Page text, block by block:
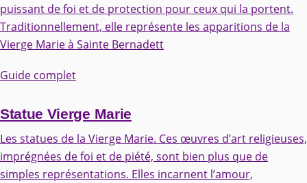
puissant de foi et de protection pour ceux qui la portent.
Traditionnellement, elle représente les apparitions de la
Vierge Marie à Sainte Bernadett
Guide complet
Statue Vierge Marie
Les statues de la Vierge Marie. Ces œuvres d’art religieuses,
imprégnées de foi et de piété, sont bien plus que de
simples représentations. Elles incarnent l’amour,